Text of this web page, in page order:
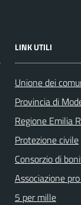
LINK UTILI
Unione dei
Provincia di
Regione Emilia
Protezione civile
Consorzio di
Associazione
5 per mille